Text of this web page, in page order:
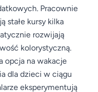
Pracownie
stałe kursy kilka
rozwijają
kolorystyczną.
opcja na wakacje
dla dzieci w ciągu
eksperymentują